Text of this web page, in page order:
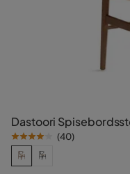
Dastoori
(40)